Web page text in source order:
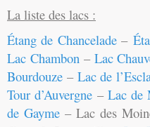
La liste des lacs :
Étang de Chancelade–
Lac Chambon – Lac
Bourdouze – Lac de
Tour d’Auvergne – Lac de
de Gayme – Lac des